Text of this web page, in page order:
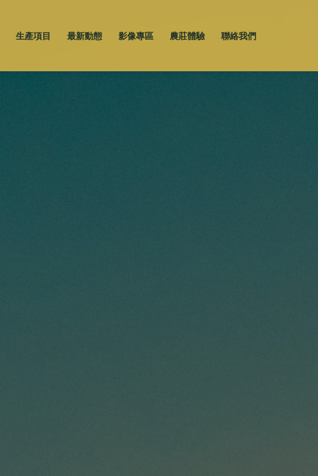
生產項目 最新動態 影像專區 農莊體驗 聯絡我們